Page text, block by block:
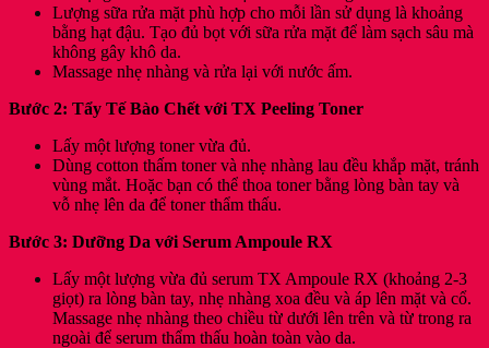
Lượng sữa rửa mặt phù hợp cho mỗi lần sử dụng là khoảng
bằng hạt đậu. Tạo đủ bọt với sữa rửa mặt để làm sạch sâu mà
không gây khô da.
Massage nhẹ nhàng và rửa lại với nước ấm.
Bước 2: Tẩy Tế Bào Chết với TX Peeling Toner
Lấy một lượng toner vừa đủ.
Dùng cotton thấm toner và nhẹ nhàng lau đều khắp mặt, tránh
vùng mắt. Hoặc bạn có thể thoa toner bằng lòng bàn tay và
vỗ nhẹ lên da để toner thẩm thấu.
Bước 3: Dưỡng Da với Serum Ampoule RX
Lấy một lượng vừa đủ serum TX Ampoule RX (khoảng 2-3
giọt) ra lòng bàn tay, nhẹ nhàng xoa đều và áp lên mặt và cổ.
Massage nhẹ nhàng theo chiều từ dưới lên trên và từ trong ra
ngoài để serum thẩm thấu hoàn toàn vào da.